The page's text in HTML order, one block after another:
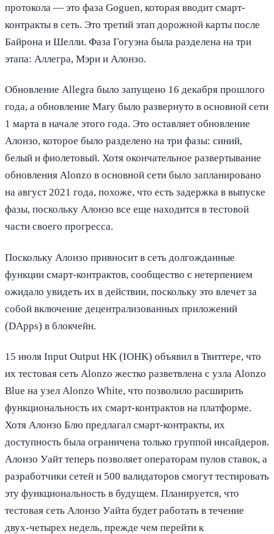
протокола — это фаза Goguen, которая вводит смарт-
контракты в сеть. Это третий этап дорожной карты после
Байрона и Шелли. Фаза Гогуэна была разделена на три
этапа: Аллегра, Мэри и Алонзо.
Обновление Allegra было запущено 16 декабря прошлого
года, а обновление Mary было развернуто в основной сети
1 марта в начале этого года. Это оставляет обновление
Алонзо, которое было разделено на три фазы: синий,
белый и фиолетовый. Хотя окончательное развертывание
обновления Alonzo в основной сети было запланировано
на август 2021 года, похоже, что есть задержка в выпуске
фазы, поскольку Алонзо все еще находится в тестовой
части своего прогресса.
Поскольку Алонзо привносит в сеть долгожданные
функции смарт-контрактов, сообщество с нетерпением
ожидало увидеть их в действии, поскольку это влечет за
собой включение децентрализованных приложений
(DApps) в блокчейн.
15 июля Input Output HK (IOHK) объявил в Твиттере, что
их тестовая сеть Alonzo жестко разветвлена ​​с узла Alonzo
Blue на узел Alonzo White, что позволило расширить
функциональность их смарт-контрактов на платформе.
Хотя Алонзо Блю предлагал смарт-контракты, их
доступность была ограничена только группой инсайдеров.
Алонзо Уайт теперь позволяет операторам пулов ставок, а
разработчики сетей и 500 валидаторов смогут тестировать
эту функциональность в будущем. Планируется, что
тестовая сеть Алонзо Уайта будет работать в течение
двух-четырех недель, прежде чем перейти к